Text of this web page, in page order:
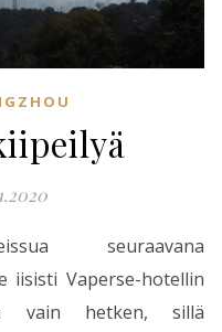
seuraavana
iisisti Vaperse-hotellin
vain hetken, sillä